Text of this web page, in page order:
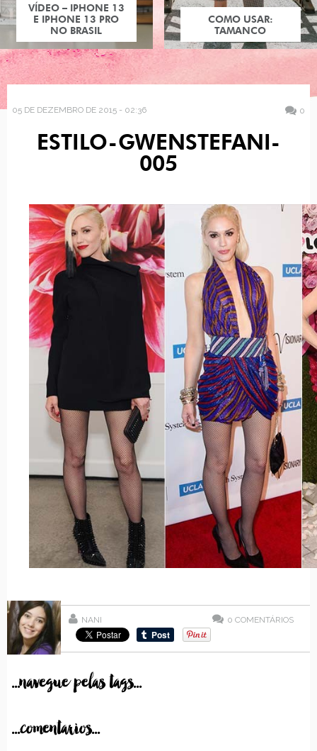
VÍDEO – IPHONE 13
E IPHONE 13 PRO
NO BRASIL
COMO USAR:
TAMANCO
05 DE DEZEMBRO DE 2015 - 02:36 0
ESTILO-GWENSTEFANI-
005
NANI 0 COMENTÁRIOS
...navegue pelas tags...
...comentarios...